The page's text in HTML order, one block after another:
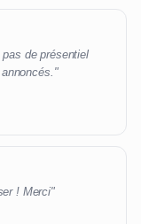
de présentiel
! Merci"